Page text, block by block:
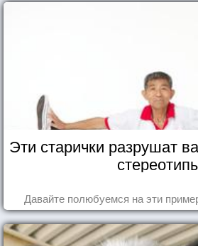
Эти старички разрушат
Давайте полюбуемся на эти